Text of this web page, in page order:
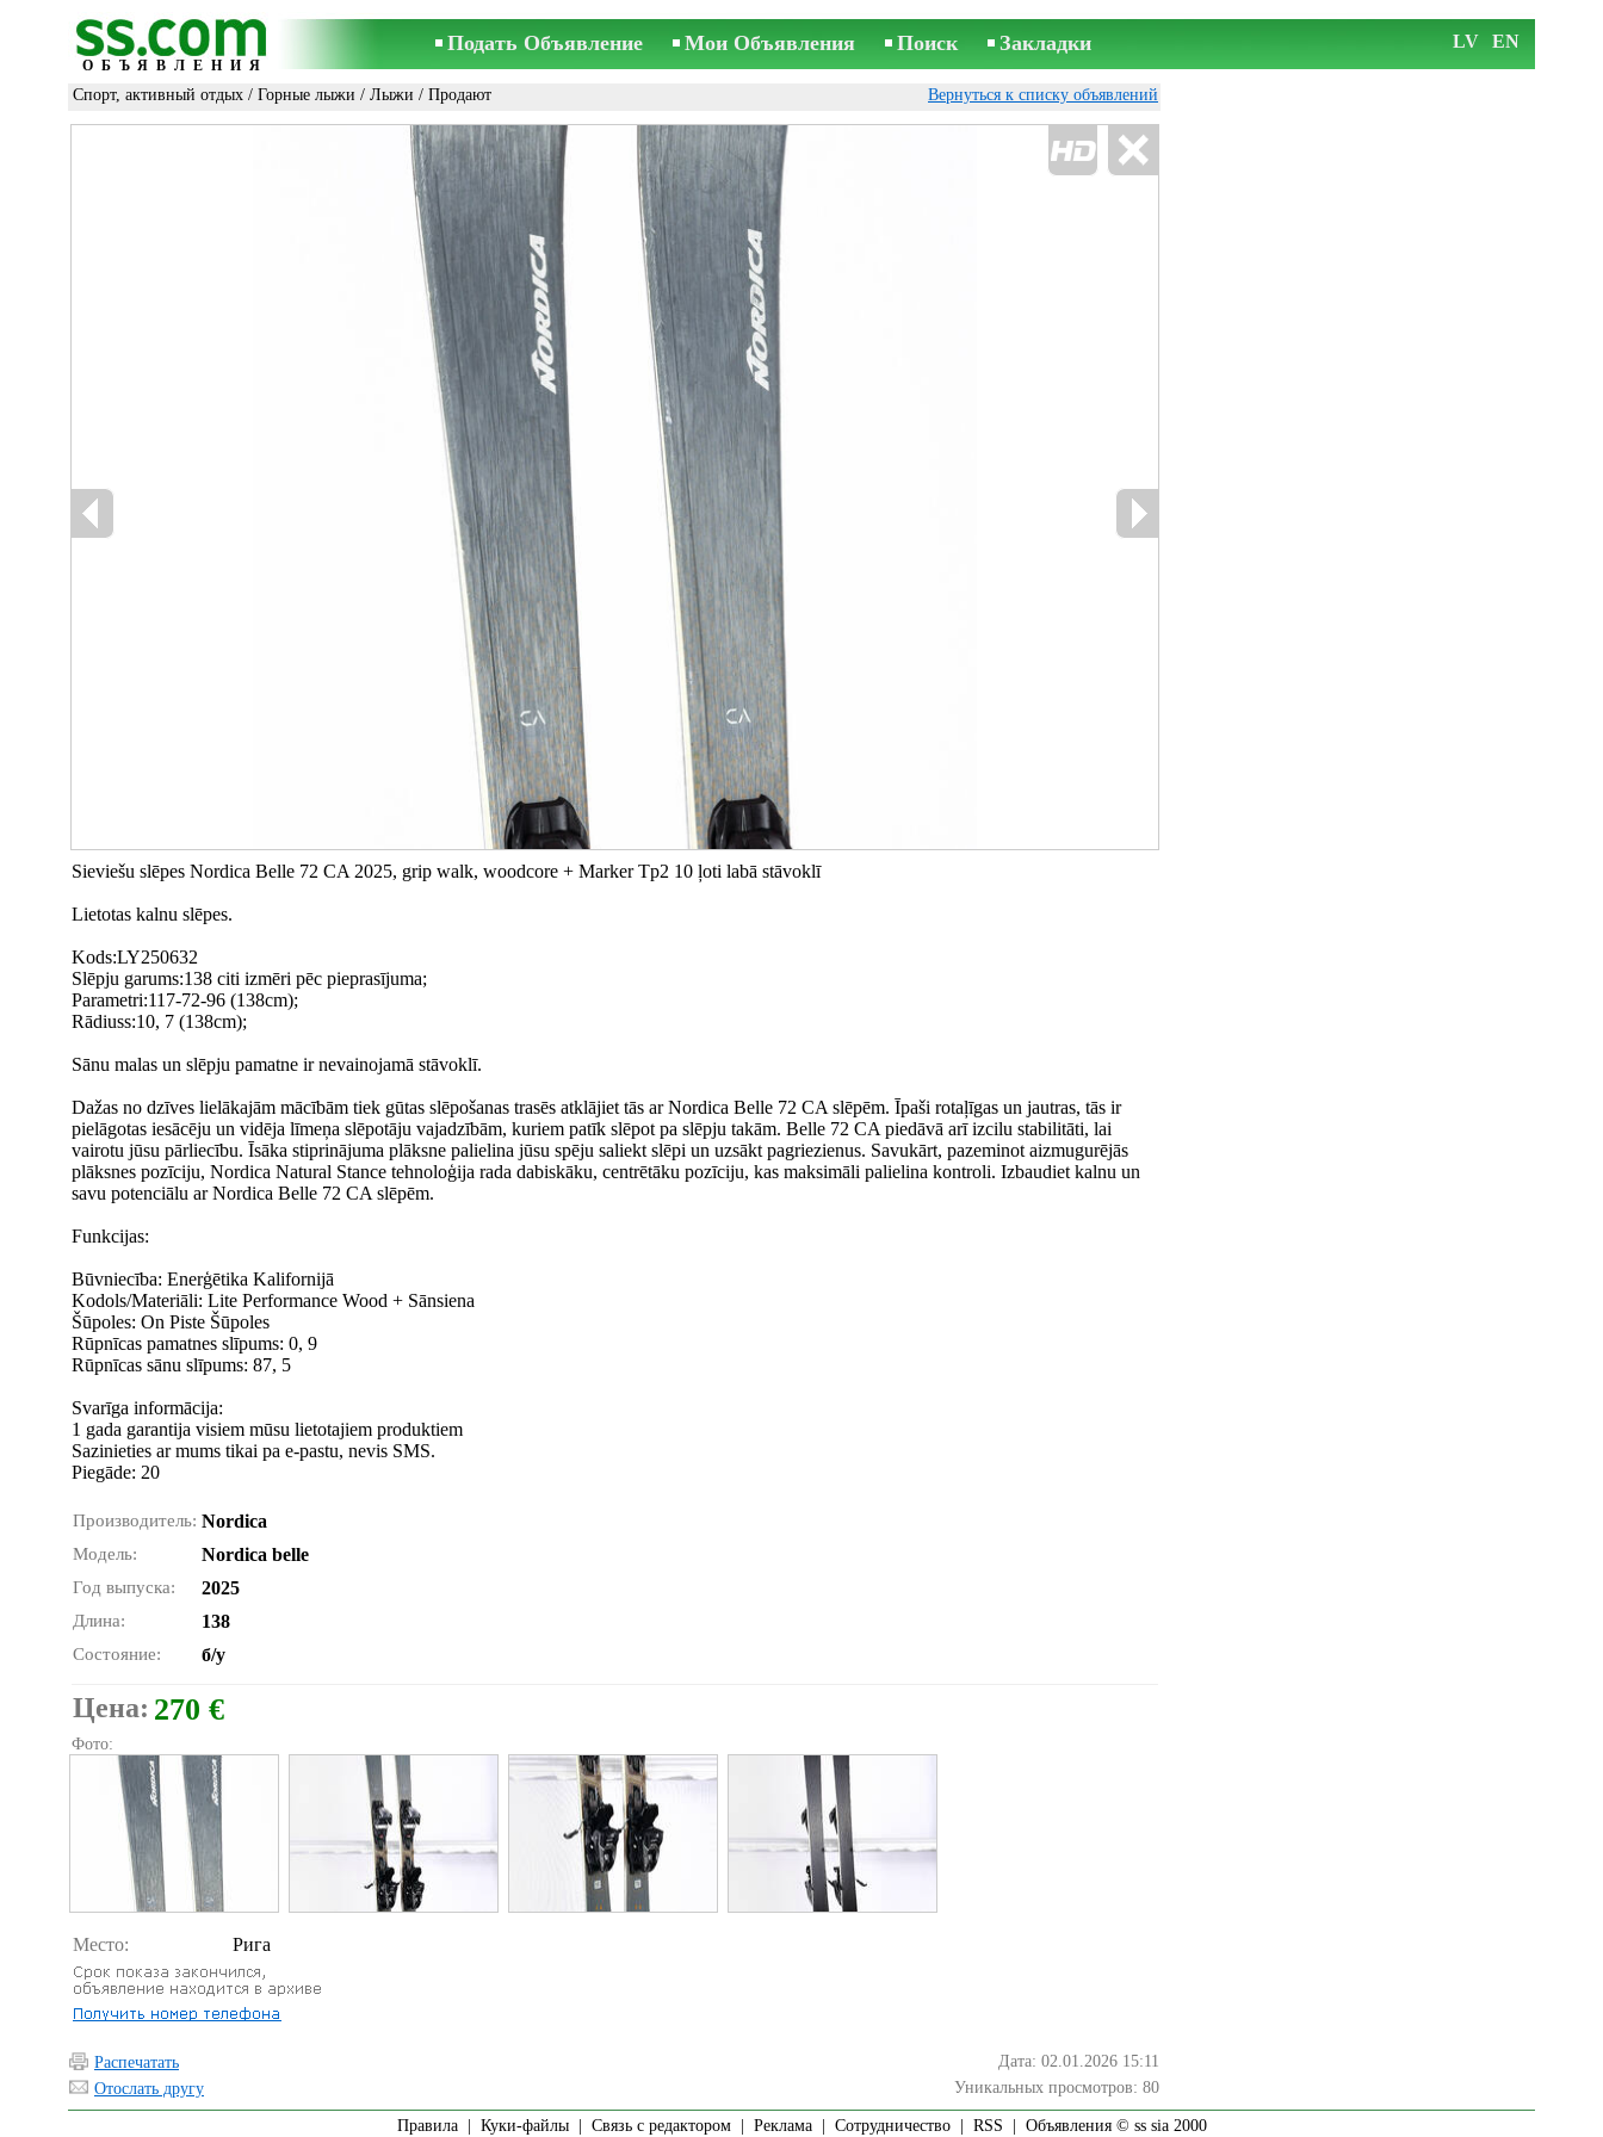
ОБЪЯВЛЕНИЯ
Подать Объявление Мои Объявления Поиск Закладки LV EN
Спорт, активный отдых / Горные лыжи / Лыжи / Продают Вернуться к списку объявлений
Sieviešu slēpes Nordica Belle 72 CA 2025, grip walk, woodcore + Marker Tp2 10 ļoti labā stāvoklī
Lietotas kalnu slēpes.
Kods:LY250632
Slēpju garums:138 citi izmēri pēc pieprasījuma;
Parametri:117-72-96 (138cm);
Rādiuss:10, 7 (138cm);
Sānu malas un slēpju pamatne ir nevainojamā stāvoklī.
Dažas no dzīves lielākajām mācībām tiek gūtas slēpošanas trasēs atklājiet tās ar Nordica Belle 72 CA slēpēm. Īpaši rotaļīgas un jautras, tās ir
pielāgotas iesācēju un vidēja līmeņa slēpotāju vajadzībām, kuriem patīk slēpot pa slēpju takām. Belle 72 CA piedāvā arī izcilu stabilitāti, lai
vairotu jūsu pārliecību. Īsāka stiprinājuma plāksne palielina jūsu spēju saliekt slēpi un uzsākt pagriezienus. Savukārt, pazeminot aizmugurējās
plāksnes pozīciju, Nordica Natural Stance tehnoloģija rada dabiskāku, centrētāku pozīciju, kas maksimāli palielina kontroli. Izbaudiet kalnu un
savu potenciālu ar Nordica Belle 72 CA slēpēm.
Funkcijas:
Būvniecība: Enerģētika Kalifornijā
Kodols/Materiāli: Lite Performance Wood + Sānsiena
Šūpoles: On Piste Šūpoles
Rūpnīcas pamatnes slīpums: 0, 9
Rūpnīcas sānu slīpums: 87, 5
Svarīga informācija:
1 gada garantija visiem mūsu lietotajiem produktiem
Sazinieties ar mums tikai pa e-pastu, nevis SMS.
Piegāde: 20
Производитель: Nordica
Модель: Nordica belle
Год выпуска: 2025
Длина: 138
Состояние: б/у
Цена: 270 €
Фото:
Место: Рига
Распечатать
Дата: 02.01.2026 15:11
Отослать другу
Уникальных просмотров: 80
Правила| Куки-файлы| Связь с редактором| Реклама| Сотрудничество| RSS | Объявления © ss sia 2000